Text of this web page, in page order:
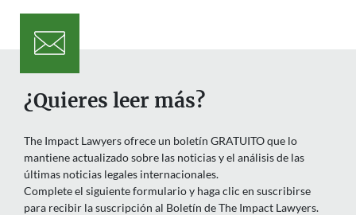
¿Quieres leer más?
The Impact Lawyers ofrece un boletín GRATUITO que lo
mantiene actualizado sobre las noticias y el análisis de las
últimas noticias legales internacionales.
Complete el siguiente formulario y haga clic en suscribirse
para recibir la suscripción al Boletín de The Impact Lawyers.